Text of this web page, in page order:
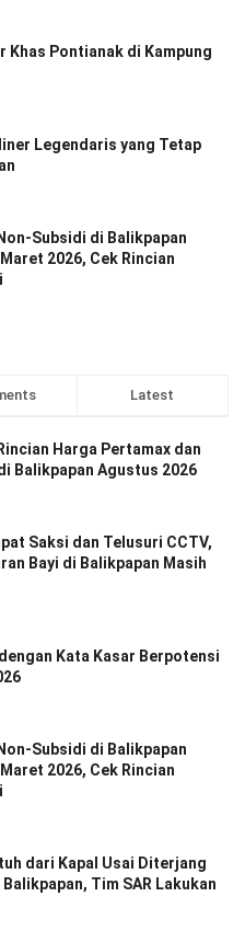
Khas Pontianak di Kampung
Legendaris yang Tetap
Subsidi di Balikpapan
2026, Cek Rincian
Latest
Harga Pertamax dan
Balikpapan Agustus 2026
Saksi dan Telusuri CCTV,
Bayi di Balikpapan Masih
Kata Kasar Berpotensi
Subsidi di Balikpapan
2026, Cek Rincian
dari Kapal Usai Diterjang
Tim SAR Lakukan